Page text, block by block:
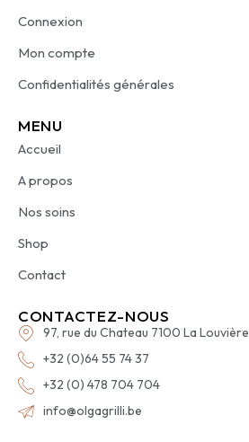
Connexion
Mon compte
Confidentialités générales
MENU
Accueil
A propos
Nos soins
Shop
Contact
CONTACTEZ-NOUS
97, rue du Chateau 7100 La Louvière
+32 (0)64 55 74 37
+32 (0) 478 704 704
info@olgagrilli.be